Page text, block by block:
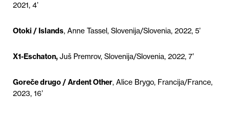
2021, 4’
Otoki / Islands, Anne Tassel, Slovenija/Slovenia, 2022, 5’
X1-Eschaton, Juš Premrov, Slovenija/Slovenia, 2022, 7’
Goreče drugo / Ardent Other, Alice Brygo, Francija/France,
2023, 16’